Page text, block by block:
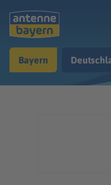
Musik & Radio
Bayern